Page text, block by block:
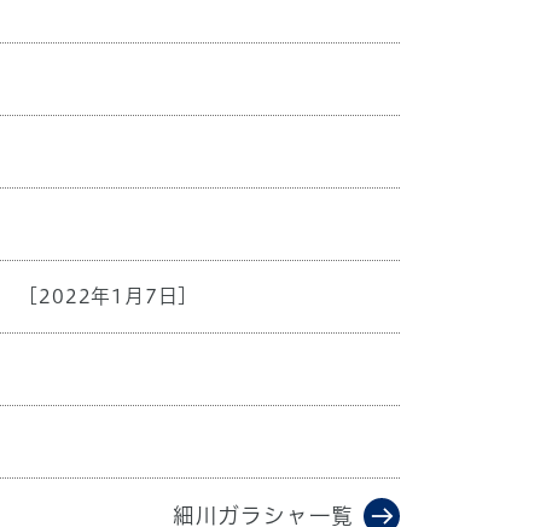
[2022年1月7日]
細川ガラシャ一覧